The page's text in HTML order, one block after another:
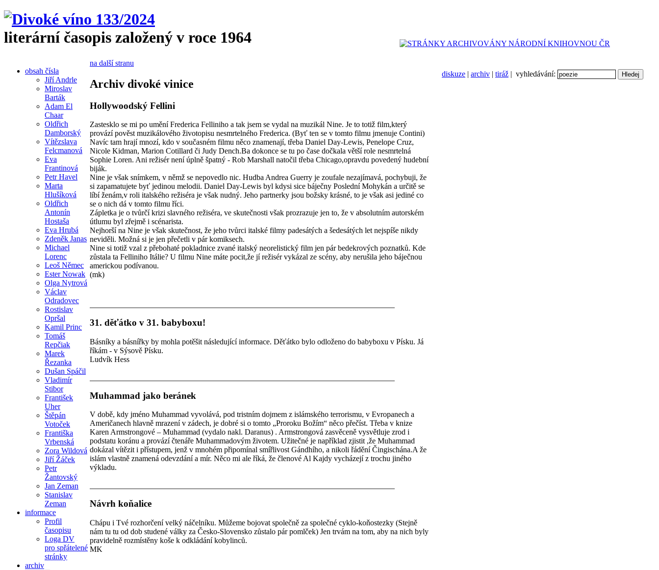
literární časopis založený v roce 1964
diskuze | archiv | tiráž | vyhledávání:
obsah čísla
Jiří Andrle
Miroslav
Barták
Adam El
Chaar
Oldřich
Damborský
Vítězslava
Felcmanová
Eva
Frantinová
Petr Havel
Marta
Hlušíková
Oldřich
Antonín
Hostaša
Eva Hrubá
Zdeněk Janas
Michael
Lorenc
Leoš Němec
Ester Nowak
Olga Nytrová
Václav
Odradovec
Rostislav
Opršal
Kamil Princ
Tomáš
Repčiak
Marek
Řezanka
Dušan Spáčil
Vladimír
Stibor
František
Uher
Štěpán
Votoček
Františka
Vrbenská
Zora Wildová
Jiří Žáček
Petr
Žantovský
Jan Zeman
Stanislav
Zeman
informace
Profil
časopisu
Loga DV
pro spřátelené
stránky
archiv
na další stranu
Archiv divoké vinice
Hollywoodský Fellini
Zastesklo se mi po umění Frederica Felliniho a tak jsem se vydal na muzikál Nine. Je to totiž film,který
provází pověst muzikálového životopisu nesmrtelného Frederica. (Byť ten se v tomto filmu jmenuje Contini)
Navíc tam hrají mnozí, kdo v současném filmu něco znamenají, třeba Daniel Day-Lewis, Penelope Cruz,
Nicole Kidman, Marion Cotillard či Judy Dench.Ba dokonce se tu po čase dočkala větší role nesmrtelná
Sophie Loren. Ani režisér není úplně špatný - Rob Marshall natočil třeba Chicago,opravdu povedený hudební
biják.
Nine je však snímkem, v němž se nepovedlo nic. Hudba Andrea Guerry je zoufale nezajímavá, pochybuji, že
si zapamatujete byť jedinou melodii. Daniel Day-Lewis byl kdysi sice báječny Poslední Mohykán a určitě se
líbí ženám,v roli italského režiséra je však nudný. Jeho partnerky jsou božsky krásné, to je však asi jediné co
se o nich dá v tomto filmu říci.
Zápletka je o tvůrčí krizi slavného režiséra, ve skutečnosti však prozrazuje jen to, že v absolutním autorském
útlumu byl zřejmě i scénarista.
Nejhorší na Nine je však skutečnost, že jeho tvůrci italské filmy padesátých a šedesátých let nejspíše nikdy
neviděli. Možná si je jen přečetli v pár komiksech.
Nine si totiž vzal z přebohaté pokladnice zvané italský neorelistický film jen pár bedekrových poznatků. Kde
zůstala ta Felliniho Itálie? U filmu Nine máte pocit,že jí režisér vykázal ze scény, aby nerušila jeho báječnou
americkou podívanou.
(mk)
31. děťátko v 31. babyboxu!
Básníky a básnířky by mohla potěšit následující informace. Děťátko bylo odloženo do babyboxu v Písku. Já
říkám - v Sýsově Písku.
Ludvík Hess
Muhammad jako beránek
V době, kdy jméno Muhammad vyvolává, pod tristním dojmem z islámského terrorismu, v Evropanech a
Američanech hlavně mrazení v zádech, je dobré si o tomto „Proroku Božím“ něco přečíst. Třeba v knize
Karen Armstrongové – Muhammad (vydalo nakl. Daranus) . Armstrongová zasvěceně vysvětluje zrod i
podstatu koránu a provází čtenáře Muhammadovým životem. Užitečné je například zjistit ,že Muhammad
dokázal vítězit i přístupem, jenž v mnohém připomínal smířlivost Gándhího, a nikoli řádění Čingischána.A že
islám vlastně znamená odevzdání a mír. Něco mi ale říká, že členové Al Kajdy vycházejí z trochu jiného
výkladu.
Návrh koňalice
Chápu i Tvé rozhorčení velký náčelníku. Můžeme bojovat společně za společné cyklo-koňostezky (Stejně
nám tu tu od dob studené války za Česko-Slovensko zůstalo pár pomlček) Jen trvám na tom, aby na nich byly
pravidelně rozmístěny koše k odkládání kobylinců.
MK